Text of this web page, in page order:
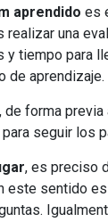
aprendido es
realizar una
y tiempo para
de aprendizaje.
de forma
seguir los
, es preciso
este sentido